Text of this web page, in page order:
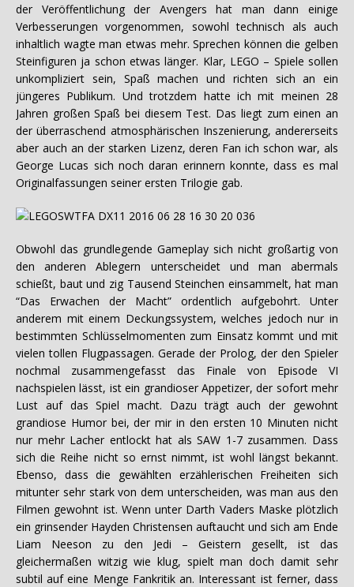
der Veröffentlichung der Avengers hat man dann einige
Verbesserungen vorgenommen, sowohl technisch als auch
inhaltlich wagte man etwas mehr. Sprechen können die gelben
Steinfiguren ja schon etwas länger. Klar, LEGO – Spiele sollen
unkompliziert sein, Spaß machen und richten sich an ein
jüngeres Publikum. Und trotzdem hatte ich mit meinen 28
Jahren großen Spaß bei diesem Test. Das liegt zum einen an
der überraschend atmosphärischen Inszenierung, andererseits
aber auch an der starken Lizenz, deren Fan ich schon war, als
George Lucas sich noch daran erinnern konnte, dass es mal
Originalfassungen seiner ersten Trilogie gab.
Obwohl das grundlegende Gameplay sich nicht großartig von
den anderen Ablegern unterscheidet und man abermals
schießt, baut und zig Tausend Steinchen einsammelt, hat man
“Das Erwachen der Macht” ordentlich aufgebohrt. Unter
anderem mit einem Deckungssystem, welches jedoch nur in
bestimmten Schlüsselmomenten zum Einsatz kommt und mit
vielen tollen Flugpassagen. Gerade der Prolog, der den Spieler
nochmal zusammengefasst das Finale von Episode VI
nachspielen lässt, ist ein grandioser Appetizer, der sofort mehr
Lust auf das Spiel macht. Dazu trägt auch der gewohnt
grandiose Humor bei, der mir in den ersten 10 Minuten nicht
nur mehr Lacher entlockt hat als SAW 1-7 zusammen. Dass
sich die Reihe nicht so ernst nimmt, ist wohl längst bekannt.
Ebenso, dass die gewählten erzählerischen Freiheiten sich
mitunter sehr stark von dem unterscheiden, was man aus den
Filmen gewohnt ist. Wenn unter Darth Vaders Maske plötzlich
ein grinsender Hayden Christensen auftaucht und sich am Ende
Liam Neeson zu den Jedi – Geistern gesellt, ist das
gleichermaßen witzig wie klug, spielt man doch damit sehr
subtil auf eine Menge Fankritik an. Interessant ist ferner, dass